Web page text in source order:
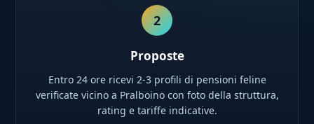
2
Proposte
Entro 24 ore ricevi 2-3 profili di pensioni feline
verificate vicino a Pralboino con foto della struttura,
rating e tariffe indicative.